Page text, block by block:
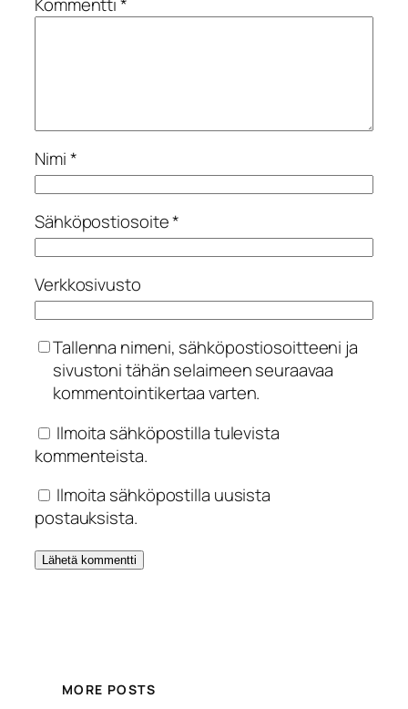
Nimi*
Sähköpostiosoite*
Verkkosivusto
Tallenna nimeni, sähköpostiosoitteeni ja
sivustoni tähän selaimeen seuraavaa
kommentointikertaa varten.
Ilmoita sähköpostilla tulevista
kommenteista.
Ilmoita sähköpostilla uusista
postauksista.
MORE POSTS